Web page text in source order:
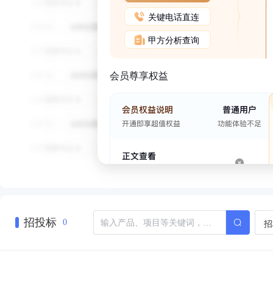
关键电话直连
甲方分析查询
会员尊享权益
招投标 0